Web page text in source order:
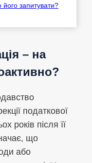
його запитувати?
– на
податкової
років після її
що
або